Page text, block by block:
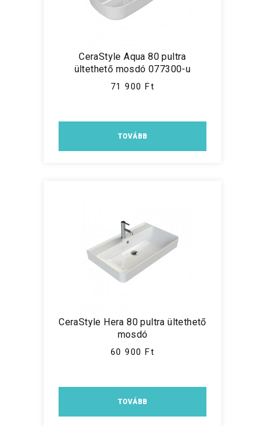
CeraStyle Aqua 80 pultra
ültethető mosdó 077300-u
71 900 Ft
TOVÁBB
CeraStyle Hera 80 pultra ültethető
mosdó
60 900 Ft
TOVÁBB